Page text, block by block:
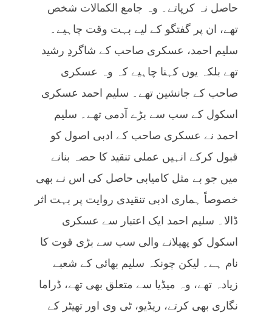
حاصل نہ کرپاتے۔ وہ جامع الکمالات شخص
تھے، ان پر گفتگو کے لیے بہت وقت چاہیے۔
سلیم احمد، عسکری صاحب کے شاگردِ رشید
تھے بلکہ یوں کہنا چاہیے کہ وہ عسکری
صاحب کے جانشین تھے۔ سلیم احمد عسکری
اسکول کے سب سے بڑے آدمی تھے۔ سلیم
احمد نے عسکری صاحب کے ادبی اصول کو
قبول کرکے انہیں عملی تنقید کا حصہ بنانے
میں جو بے مثل کامیابی حاصل کی اس نے بھی
خصوصاً ہماری ادبی تنقیدی روایت پر بہت اثر
ڈالا۔ سلیم احمد ایک اعتبار سے عسکری
اسکول کو پھیلانے والی سب سے بڑی قوت کا
نام ہے۔ لیکن چونکہ سلیم بھائی کے شعبے
زیادہ تھے، وہ میڈیا سے متعلق بھی تھے، ڈراما
نگاری بھی کرتے، ریڈیو، ٹی وی اور تھیٹر کے